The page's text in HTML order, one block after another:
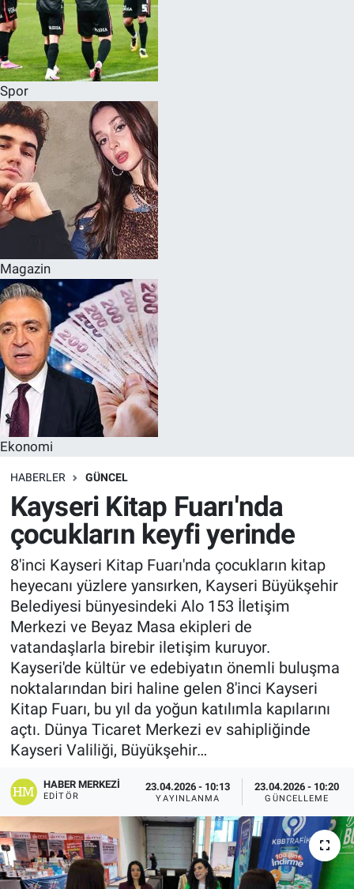
Spor
Magazin
Ekonomi
HABERLER GÜNCEL
Kayseri Kitap Fuarı'nda
çocukların keyfi yerinde
8'inci Kayseri Kitap Fuarı'nda çocukların kitap
heyecanı yüzlere yansırken, Kayseri Büyükşehir
Belediyesi bünyesindeki Alo 153 İletişim
Merkezi ve Beyaz Masa ekipleri de
vatandaşlarla birebir iletişim kuruyor.
Kayseri'de kültür ve edebiyatın önemli buluşma
noktalarından biri haline gelen 8'inci Kayseri
Kitap Fuarı, bu yıl da yoğun katılımla kapılarını
açtı. Dünya Ticaret Merkezi ev sahipliğinde
Kayseri Valiliği, Büyükşehir…
HABER MERKEZI
EDITÖR
23.04.2026 - 10:13
YAYINLANMA
23.04.2026 - 10:20
GÜNCELLEME